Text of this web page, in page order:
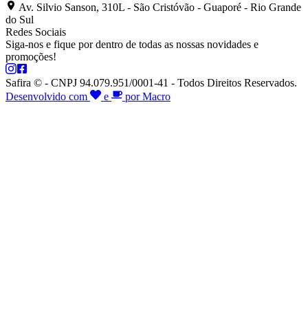
Av. Silvio Sanson, 310L - São Cristóvão - Guaporé - Rio Grande
do Sul
Redes Sociais
Siga-nos e fique por dentro de todas as nossas novidades e
promoções!
Safira © - CNPJ 94.079.951/0001-41 - Todos Direitos Reservados.
Desenvolvido com
e por Macro